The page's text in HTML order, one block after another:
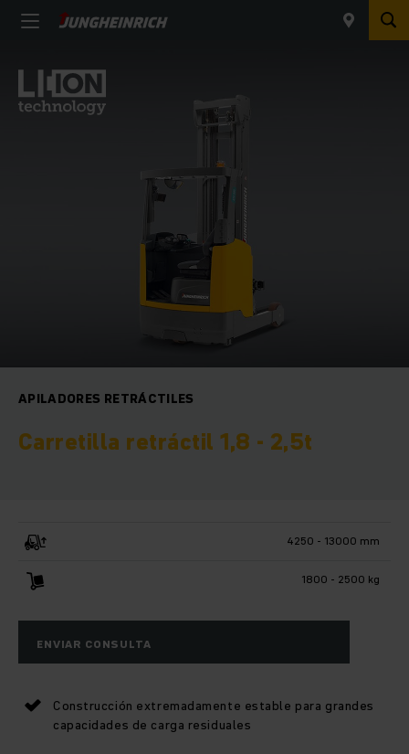
APILADORES RETRÁCTILES
Carretilla retráctil 1,8 - 2,5t
4250 - 13000 mm
1800 - 2500 kg
ENVIAR CONSULTA
Construcción extremadamente estable para grandes
capacidades de carga residuales